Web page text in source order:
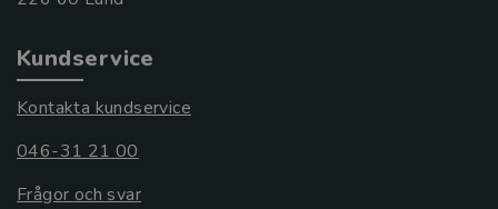
Kundservice
Kontakta kundservice
046-31 21 00
Frågor och svar